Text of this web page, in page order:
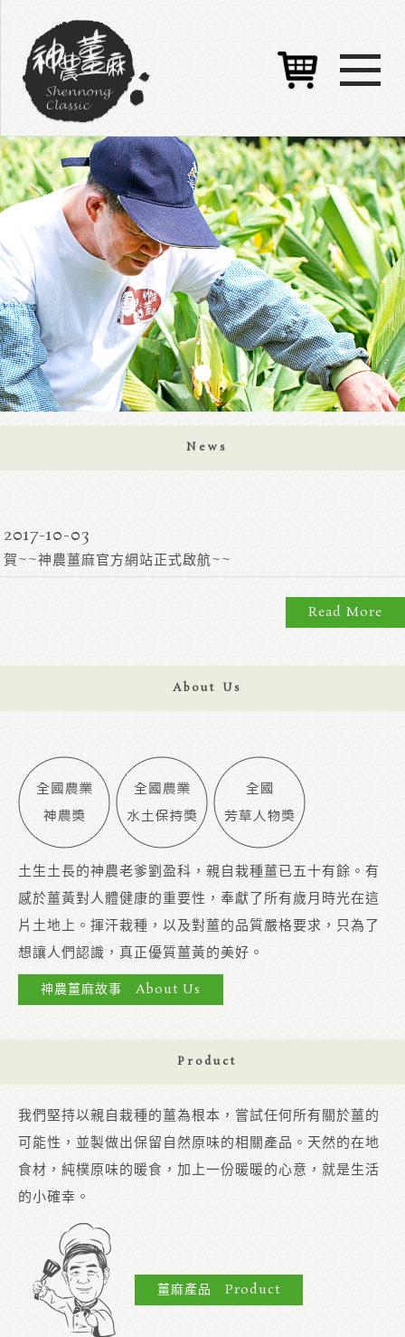
News
2017-10-03
賀~~神農薑麻官方網站正式啟航~~
Read More
About Us
土生土長的神農老爹劉盈科，親自栽種薑已五十有餘。有
感於薑黃對人體健康的重要性，奉獻了所有歲月時光在這
片土地上。揮汗栽種，以及對薑的品質嚴格要求，只為了
想讓人們認識，真正優質薑黃的美好。
神農薑麻故事 About Us
Product
我們堅持以親自栽種的薑為根本，嘗試任何所有關於薑的
可能性，並製做出保留自然原味的相關產品。天然的在地
食材，純樸原味的暖食，加上一份暖暖的心意，就是生活
的小確幸。
薑麻產品 Product